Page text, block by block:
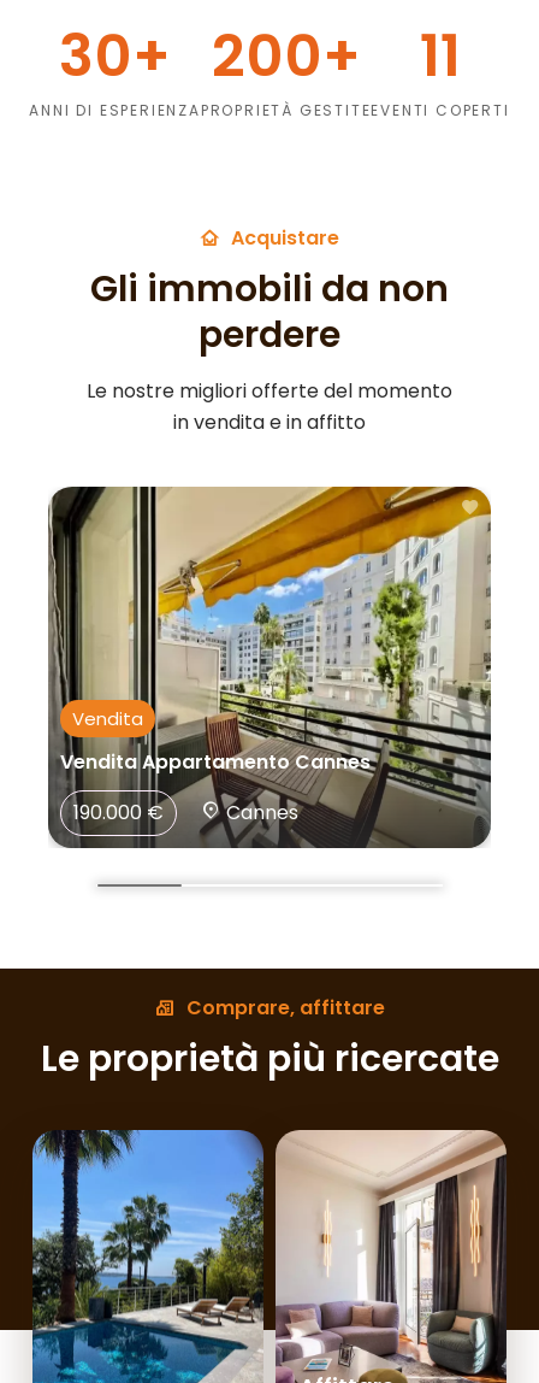
30+
ANNI DI ESPERIENZA
200+
PROPRIETÀ GESTITE
11
EVENTI COPERTI
Acquistare
Gli immobili da non
perdere
Le nostre migliori offerte del momento
in vendita e in affitto
Vendita
Vendita Appartamento Cannes
190.000 €
Cannes
Comprare, affittare
Le proprietà più ricercate